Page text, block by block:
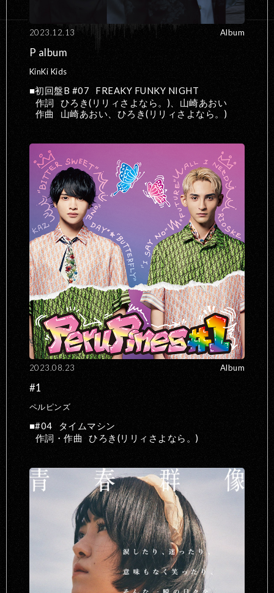
2023.12.13 Album
P album
KinKi Kids
初回盤B #07
FREAKY FUNKY NIGHT
作詞
ひろき(リリィさよなら。)、山崎あおい
作曲
山崎あおい、ひろき(リリィさよなら。)
2023.08.23 Album
#1
ペルピンズ
#04
タイムマシン
作詞・作曲
ひろき(リリィさよなら。)